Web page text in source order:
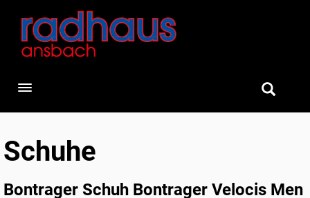
Toggle navigation
Schuhe
Bontrager Schuh Bontrager Velocis Men